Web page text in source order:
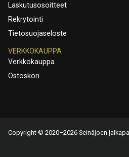
Laskutusosoitteet
Rekrytointi
Tietosuojaseloste
VERKKOKAUPPA
Verkkokauppa
Ostoskori
Copyright © 2020–2026 Seinäjoen